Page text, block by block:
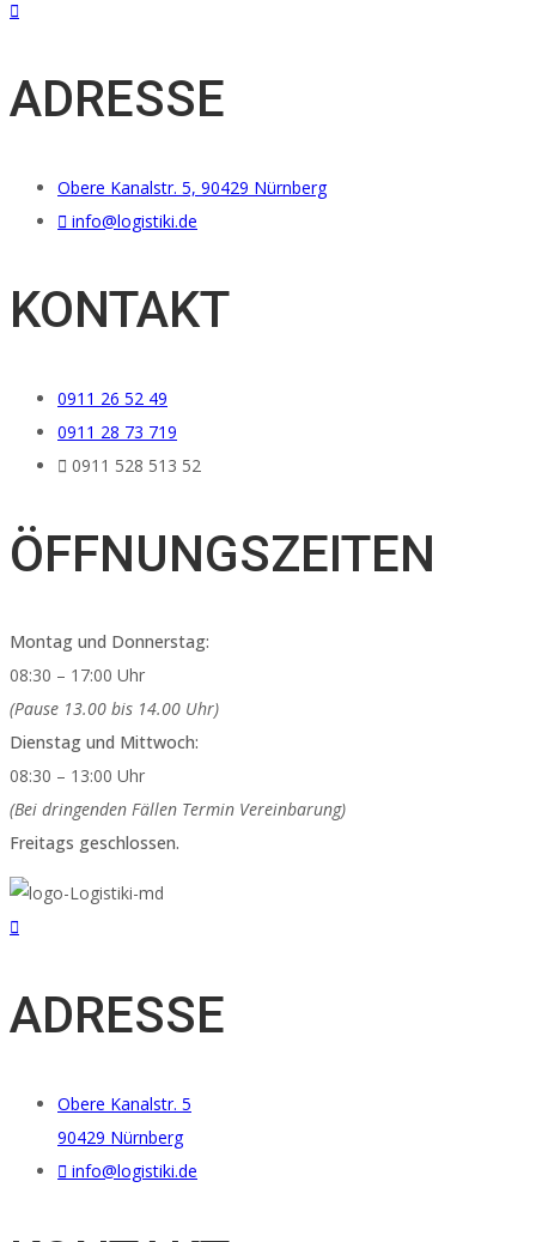
ADRESSE
Obere Kanalstr. 5, 90429 Nürnberg
info@logistiki.de
KONTAKT
0911 26 52 49
0911 28 73 719
0911 528 513 52
ÖFFNUNGSZEITEN
Μοntag und Donnerstag:
08:30 – 17:00 Uhr
(Pause 13.00 bis 14.00 Uhr)
Dienstag und Mittwoch:
08:30 – 13:00 Uhr
(Bei dringenden Fällen Termin Vereinbarung)
Freitags geschlossen.
ADRESSE
Obere Kanalstr. 5
90429 Nürnberg
info@logistiki.de